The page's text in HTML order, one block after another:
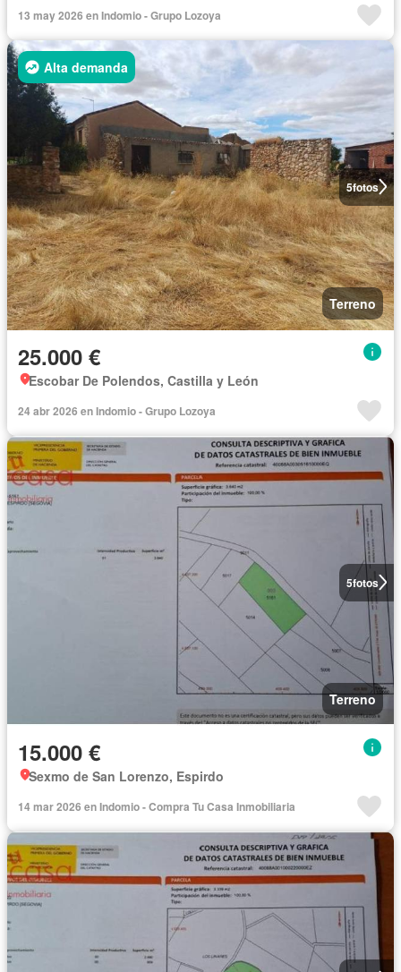
13 may 2026 en Indomio - Grupo Lozoya
5fotos
Alta demanda
Terreno
25.000 €
Escobar De Polendos, Castilla y León
24 abr 2026 en Indomio - Grupo Lozoya
5fotos
Terreno
15.000 €
Sexmo de San Lorenzo, Espirdo
14 mar 2026 en Indomio - Compra Tu Casa Inmobiliaria